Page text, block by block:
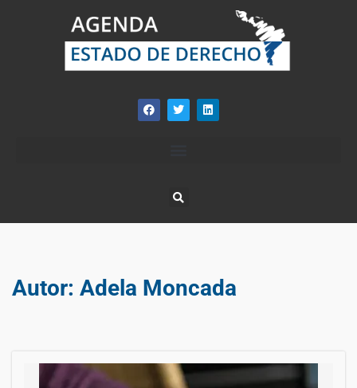
Autor: Adela Moncada